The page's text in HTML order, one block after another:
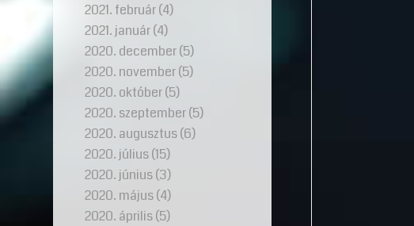
2021. február(4)
2021. január(4)
2020. december(5)
2020. november(5)
2020. október(5)
2020. szeptember(5)
2020. augusztus(6)
2020. július(15)
2020. június(3)
2020. május(4)
2020. április(5)